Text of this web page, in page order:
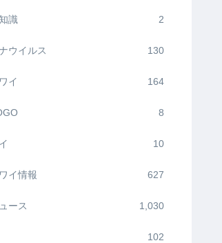
識 2
ウイルス 130
イ 164
8
10
イ情報 627
ース 1,030
102